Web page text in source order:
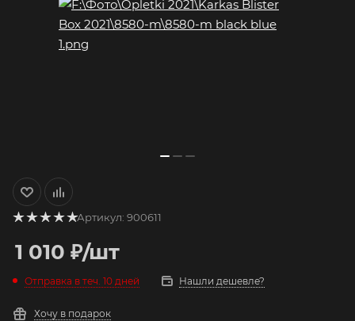
Артикул: 900611
1 010 ₽/шт
Отправка в теч. 10 дней Нашли дешевле?
Хочу в подарок